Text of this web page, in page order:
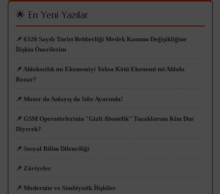
🌟 En Yeni Yazılar
📌 6326 Sayılı Turist Rehberliği Meslek Kanunu Değişikliğine
İlişkin Önerilerim
📌 Ahlaksızlık mı Ekonomiyi Yoksa Kötü Ekonomi mi Ahlakı
Bozar?
📌 Motor da Anlayış da Sıfır Ayarında!
📌 GSM Operatörlerinin "Gizli Abonelik" Tuzaklarına Kim Dur
Diyecek?
📌 Sosyal Bilim Dilenciliği
📌 Zâviyeler
📌 Modernite ve Simbiyotik İlişkiler